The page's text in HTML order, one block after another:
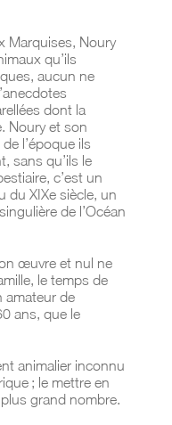
Marquises, Noury
qu’ils
aucun ne
dont la
Noury et son
l’époque ils
sans qu’ils le
c’est un
du XIXe siècle, un
de l’Océan
œuvre et nul ne
le temps de
amateur de
ans, que le
animalier inconnu
; le mettre en
grand nombre.